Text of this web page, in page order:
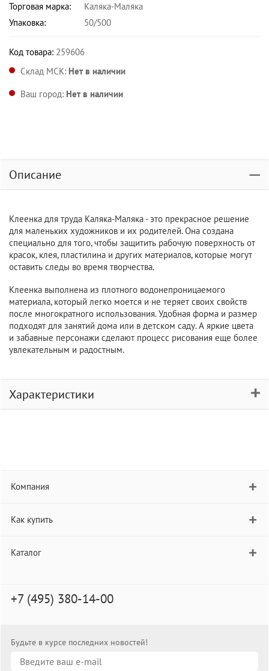
Торговая марка:
Каляка-Маляка
Упаковка:
50/500
Код товара: 259606
Склад МСК: Нет в наличии
Ваш город: Нет в наличии
Описание
Клеенка для труда Каляка-Маляка - это прекрасное решение
для маленьких художников и их родителей. Она создана
специально для того, чтобы защитить рабочую поверхность от
красок, клея, пластилина и других материалов, которые могут
оставить следы во время творчества.
Клеенка выполнена из плотного водонепроницаемого
материала, который легко моется и не теряет своих свойств
после многократного использования. Удобная форма и размер
подходят для занятий дома или в детском саду. А яркие цвета
и забавные персонажи сделают процесс рисования еще более
увлекательным и радостным.
Характеристики
Компания
Как купить
Каталог
+7 (495) 380-14-00
Будьте в курсе последних новостей!